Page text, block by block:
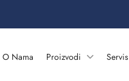
O Nama Proizvodi Servis